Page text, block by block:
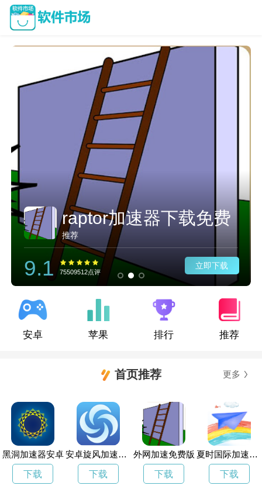
raptor加速器下载免费
推荐
9.1 75509512点评
立即下载
安卓 苹果 排行 推荐
首页推荐 更多
黑洞加速器安卓
下载
安卓旋风加速app
下载
外网加速免费版
下载
夏时国际加速器垂水市
下载